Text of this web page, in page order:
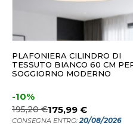
PLAFONIERA CILINDRO DI
TESSUTO BIANCO 60 CM
SOGGIORNO MODERNO
-10%
195,20 €175,99 €
CONSEGNA ENTRO:20/08/2026